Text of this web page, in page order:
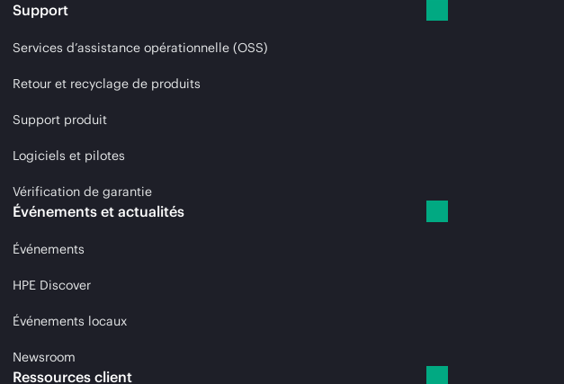
Support
Services d’assistance opérationnelle (OSS)
Retour et recyclage de produits
Support produit
Logiciels et pilotes
Vérification de garantie
Événements et actualités
Événements
HPE Discover
Événements locaux
Newsroom
Ressources client